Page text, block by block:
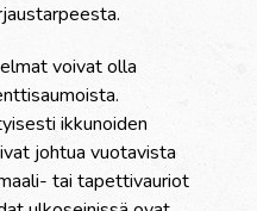
voivat olla
ikkunoiden
johtua vuotavista
tai tapettivauriot